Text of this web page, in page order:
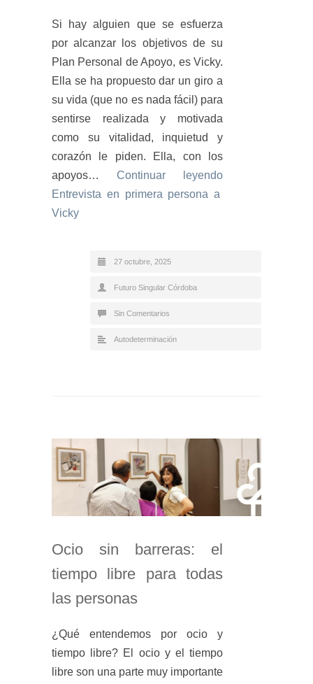
Si hay alguien que se esfuerza
por alcanzar los objetivos de su
Plan Personal de Apoyo, es Vicky.
Ella se ha propuesto dar un giro a
su vida (que no es nada fácil) para
sentirse realizada y motivada
como su vitalidad, inquietud y
corazón le piden. Ella, con los
apoyos… Continuar leyendo
Entrevista en primera persona a
Vicky
27 octubre, 2025
Futuro Singular Córdoba
Sin Comentarios
Autodeterminación
Ocio sin barreras: el
tiempo libre para todas
las personas
¿Qué entendemos por ocio y
tiempo libre? El ocio y el tiempo
libre son una parte muy importante